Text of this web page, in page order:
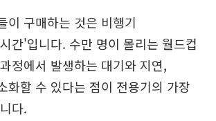
이 구매하는 것은 비행기
간'입니다. 수만 명이 몰리는 월드컵
정에서 발생하는 대기와 지연,
화할 수 있다는 점이 전용기의 가장
다.